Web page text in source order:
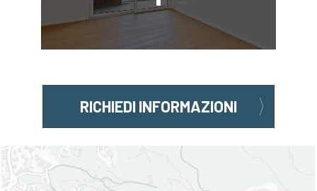
RICHIEDI INFORMAZIONI